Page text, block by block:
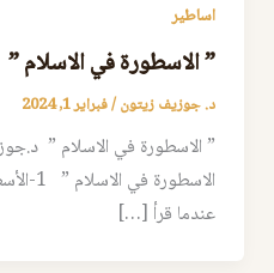
اساطير
” الاسطورة في الاسلام ”
د. جوزيف زيتون/فبراير 1, 2024
عندما قرأ […]